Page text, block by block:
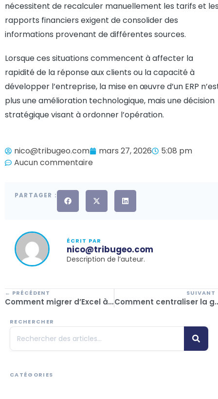
nécessitent de recalculer manuellement les tarifs et
rapports financiers exigent de consolider des
informations provenant de différentes sources.
Lorsque ces situations commencent à affecter la
rapidité de la réponse aux clients ou la capacité à
développer l’entreprise, la mise en œuvre d’un ERP
plus une amélioration technologique, mais une décision
stratégique visant à ordonner l’opération.
nico@tribugeo.com mars 27, 2026
5:08 pm
Aucun commentaire
PARTAGER :
ÉCRIT PAR
nico@tribugeo.com
Description de l’auteur.
← PRÉCÉDENT
Comment migrer d’Excel à CRM sans perte de données dans une agence de voyage ? Comment centraliser
RECHERCHER
CATÉGORIES